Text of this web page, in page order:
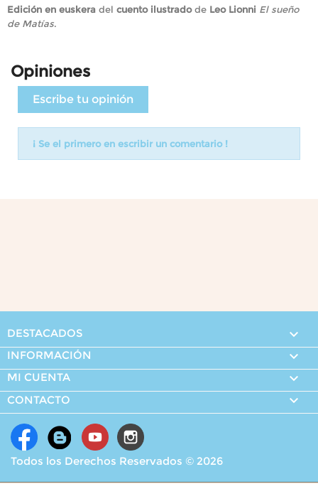
Edición en euskera del cuento ilustradode Leo Lionni El sueño
de Matías.
Opiniones
Escribe tu opinión
¡ Se el primero en escribir un comentario !
DESTACADOS 
INFORMACIÓN 
MI CUENTA 
CONTACTO 
Todos los Derechos Reservados © 2026